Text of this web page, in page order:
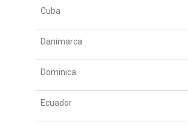
Cuba
Danimarca
Dominica
Ecuador